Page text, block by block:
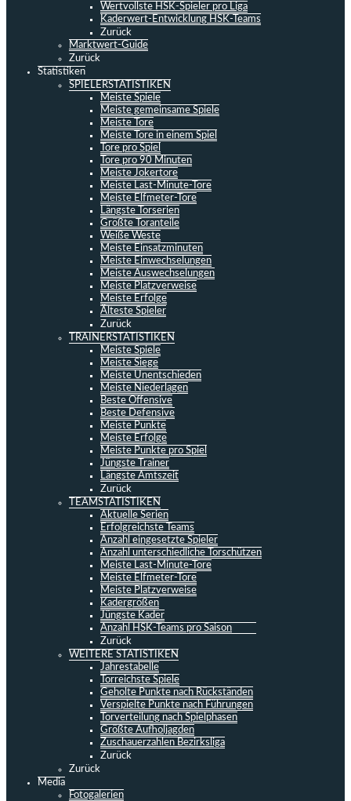
Wertvollste HSK-Spieler pro Liga
Kaderwert-Entwicklung HSK-Teams
Zurück
Marktwert-Guide
Zurück
Statistiken
SPIELERSTATISTIKEN
Meiste Spiele
Meiste gemeinsame Spiele
Meiste Tore
Meiste Tore in einem Spiel
Tore pro Spiel
Tore pro 90 Minuten
Meiste Jokertore
Meiste Last-Minute-Tore
Meiste Elfmeter-Tore
Längste Torserien
Größte Toranteile
Weiße Weste
Meiste Einsatzminuten
Meiste Einwechselungen
Meiste Auswechselungen
Meiste Platzverweise
Meiste Erfolge
Älteste Spieler
Zurück
TRAINERSTATISTIKEN
Meiste Spiele
Meiste Siege
Meiste Unentschieden
Meiste Niederlagen
Beste Offensive
Beste Defensive
Meiste Punkte
Meiste Erfolge
Meiste Punkte pro Spiel
Jüngste Trainer
Längste Amtszeit
Zurück
TEAMSTATISTIKEN
Aktuelle Serien
Erfolgreichste Teams
Anzahl eingesetzte Spieler
Anzahl unterschiedliche Torschützen
Meiste Last-Minute-Tore
Meiste Elfmeter-Tore
Meiste Platzverweise
Kadergrößen
Jüngste Kader
Anzahl HSK-Teams pro Saison
Zurück
WEITERE STATISTIKEN
Jahrestabelle
Torreichste Spiele
Geholte Punkte nach Rückständen
Verspielte Punkte nach Führungen
Torverteilung nach Spielphasen
Größte Aufholjagden
Zuschauerzahlen Bezirksliga
Zurück
Zurück
Media
Fotogalerien